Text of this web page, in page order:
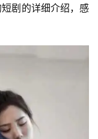
剧的详细介绍，感